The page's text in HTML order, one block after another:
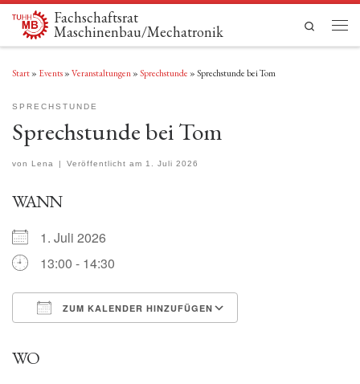
Zum Inhalt springen
Fachschaftsrat
Maschinenbau/Mechatronik
Search
Start» Events» Veranstaltungen » Sprechstunde » Sprechstunde bei Tom
SPRECHSTUNDE
Sprechstunde bei Tom
von Lena Veröffentlicht am1. Juli 2026
WANN
1. Juli 2026
13:00 - 14:30
ZUM KALENDER HINZUFÜGEN
WO